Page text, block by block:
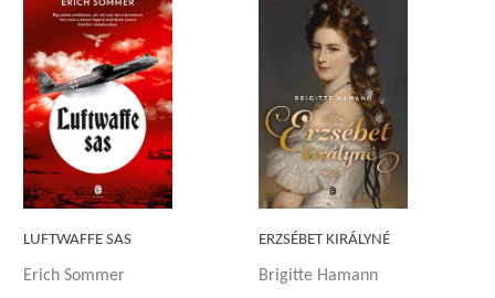
LUFTWAFFE SAS
Erich Sommer
ERZSÉBET KIRÁLYNÉ
Brigitte Hamann